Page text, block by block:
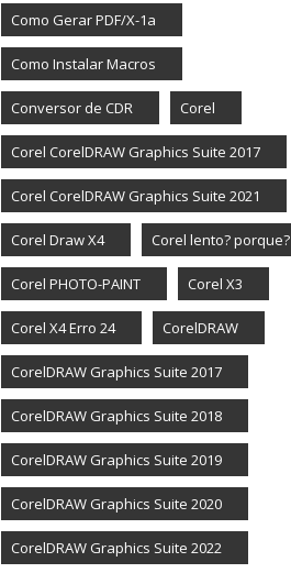
Como Gerar PDF/X-1a
Como Instalar Macros
Conversor de CDR Corel
Corel CorelDRAW Graphics Suite 2017
Corel CorelDRAW Graphics Suite 2021
Corel Draw X4 Corel lento? porque?
Corel PHOTO-PAINT Corel X3
Corel X4 Erro 24 CorelDRAW
CorelDRAW Graphics Suite 2017
CorelDRAW Graphics Suite 2018
CorelDRAW Graphics Suite 2019
CorelDRAW Graphics Suite 2020
CorelDRAW Graphics Suite 2022